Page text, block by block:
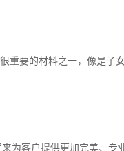
重要的材料之一，像是子
为客户提供更加完美、专